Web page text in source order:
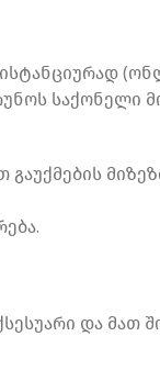
საქონელი
და მათ